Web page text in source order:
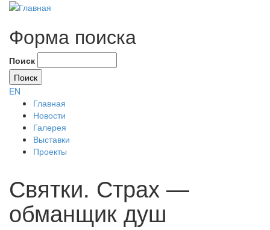
Форма поиска
Поиск
EN
Главная
Новости
Галерея
Выставки
Проекты
Святки. Страх —
обманщик душ